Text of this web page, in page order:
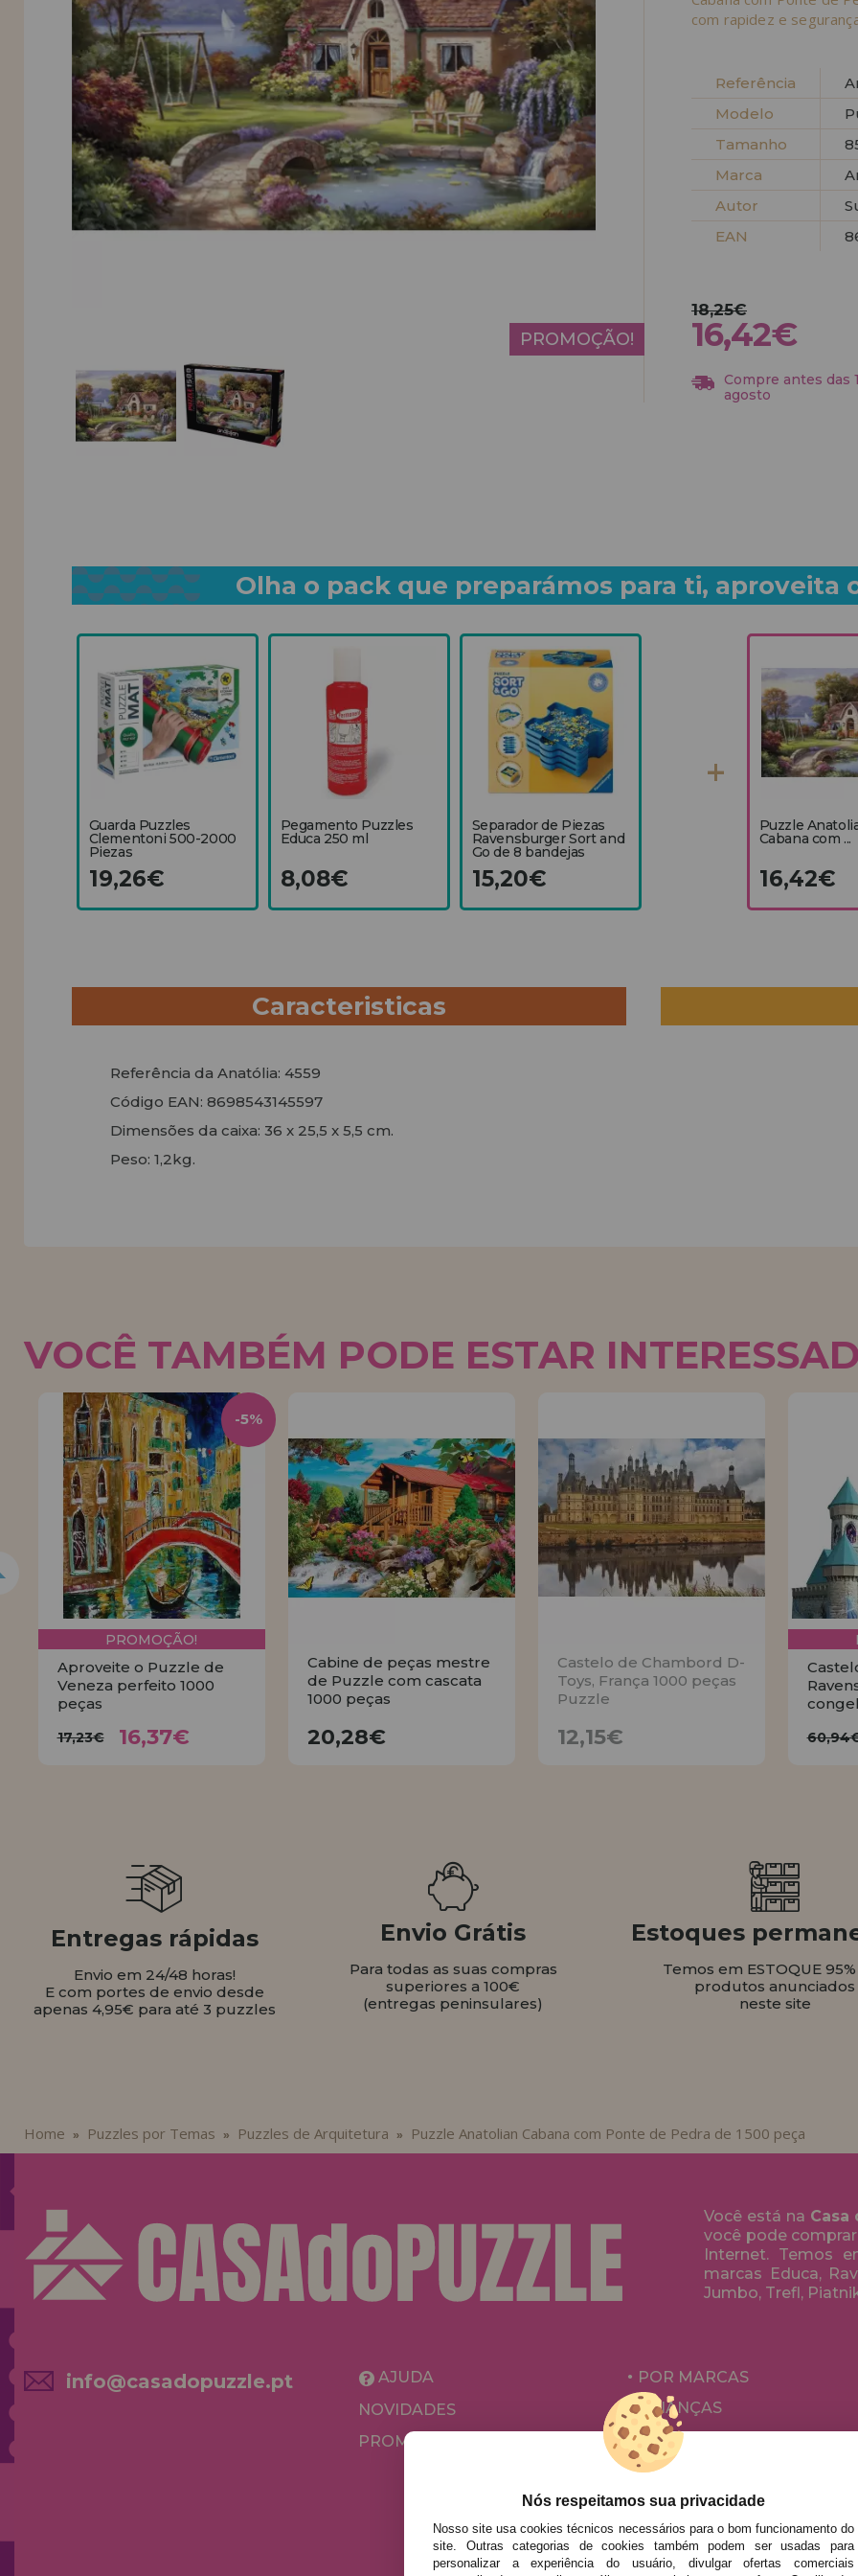
LIQUIDAÇÕES
EM FORMAÇÃO
info@casadopuzzle.pt
com rapidez e
Referência
Modelo
Tamanho
Marca
Autor
EAN
PROMOÇÃO!
18,25€
16,42€
Compre antes das
agosto
Olha o pack que preparámos para ti, aproveita
Guarda Puzzles
Clementoni 500-2000
Piezas
19,26€
Pegamento Puzzles
Educa 250 ml
8,08€
Separador de Piezas
Ravensburger Sort and
Go de 8 bandejas
15,20€
Puzzle
Cabana com ...
16,42€
Caracteristicas
Referência da Anatólia: 4559
Código EAN: 8698543145597
Dimensões da caixa: 36 x 25,5 x 5,5 cm.
Peso: 1,2kg.
VOCÊ TAMBÉM PODE ESTAR
PROMOÇÃO!
Aproveite o Puzzle de
Veneza perfeito 1000
peças
17,23€ 16,37€
-5%
Cabine de peças mestre
de Puzzle com cascata
1000 peças
20,28€
Castelo de Chambord D-
Toys, França 1000 peças
Puzzle
12,15€
Entregas rápidas
Envio em 24/48 horas!
E com portes de envio desde
apenas 4,95€ para até 3 puzzles
Envio Grátis
Para todas as suas compras
superiores a 100€
(entregas peninsulares)
Estoques
Temos em ESTOQUE
produtos anunciados
neste site
Home » Puzzles por Temas » Puzzles de Arquitetura » Puzzle Anatolian Cabana com Ponte de Pedra de 1500 peça
Você está na Casa
você pode
Internet. Temos
marcas Educa,
Jumbo, Trefl,
info@casadopuzzle.pt
AJUDA
NOVIDADES
PROMOÇÕES E OFERTAS
POR MARCAS
CRIANÇAS
PARA ADULTOS
POR AUTORES
ACESSÓRIOS
JOGOS DE TABULEIRO
Nós respeitamos sua privacidade
Nosso site usa cookies técnicos necessários para o bom funcionamento do
site. Outras categorias de cookies também podem ser usadas para
personalizar a experiência do usuário, divulgar ofertas comerciais